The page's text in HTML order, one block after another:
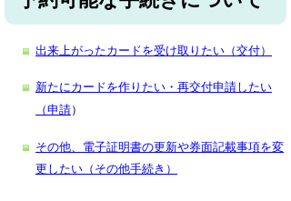
出来上がったカードを受け取りたい（交付）
新たにカードを作りたい・再交付申請したい
（申請）
その他、電子証明書の更新や券面記載事項を変
更したい（その他手続き）